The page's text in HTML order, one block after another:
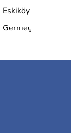
Eskiköy
Germeç